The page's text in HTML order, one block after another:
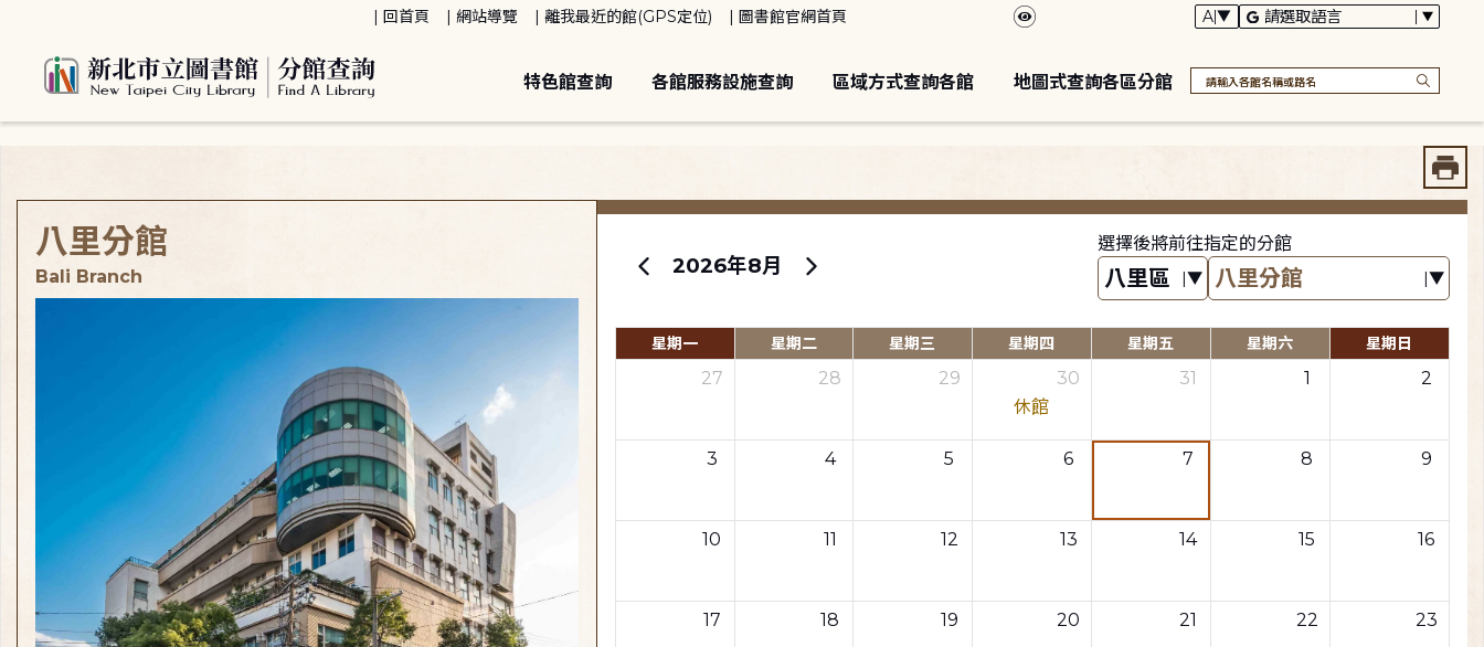
回首頁 網站導覽 離我最近的館(GPS定位) 圖書館官網首頁
特色館查詢 各館服務設施查詢 區域方式查詢各館 地圖式查詢各區分館
2026年8月
選擇後將前往指定的分館
星期一 星期二 星期三 星期四 星期五 星期六 星期日
27 28 29
30
休館
31 1 2
3 4 5 6 7 8 9
10 11 12 13 14 15 16
17 18 19 20 21 22 23
八里分館
Bali Branch